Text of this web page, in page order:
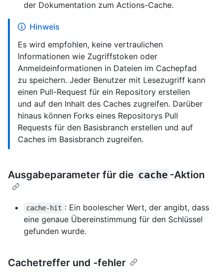
der Dokumentation zum Actions-Cache.
Hinweis
Es wird empfohlen, keine vertraulichen
Informationen wie Zugriffstoken oder
Anmeldeinformationen in Dateien im Cachepfad
zu speichern. Jeder Benutzer mit Lesezugriff kann
einen Pull-Request für ein Repository erstellen
und auf den Inhalt des Caches zugreifen. Darüber
hinaus können Forks eines Repositorys Pull
Requests für den Basisbranch erstellen und auf
Caches im Basisbranch zugreifen.
Ausgabeparameter für die cache -Aktion
cache-hit : Ein boolescher Wert, der angibt, dass
eine genaue Übereinstimmung für den Schlüssel
gefunden wurde.
Cachetreffer und -fehler